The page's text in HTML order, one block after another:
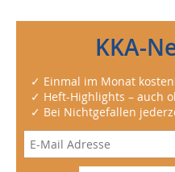
KKA-
✓ Einmal im Monat
✓ Heft-Highlights – auch
✓ Bei Nichtgefallen